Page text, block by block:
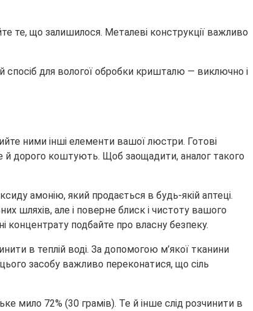
те, що залишилося. Металеві конструкції важливо
спосіб для вологої обробки кришталю — виключно і
ними інші елементи вашої люстри. Готові
й дорого коштують. Щоб заощадити, аналог такого
амонію, який продається в будь-якій аптеці.
шляхів, але і поверне блиск і чистоту вашого
концентрату подбайте про власну безпеку.
в теплій воді. За допомогою м’якої тканини
засобу важливо переконатися, що сіль
мило 72% (30 грамів). Те й інше слід розчинити в